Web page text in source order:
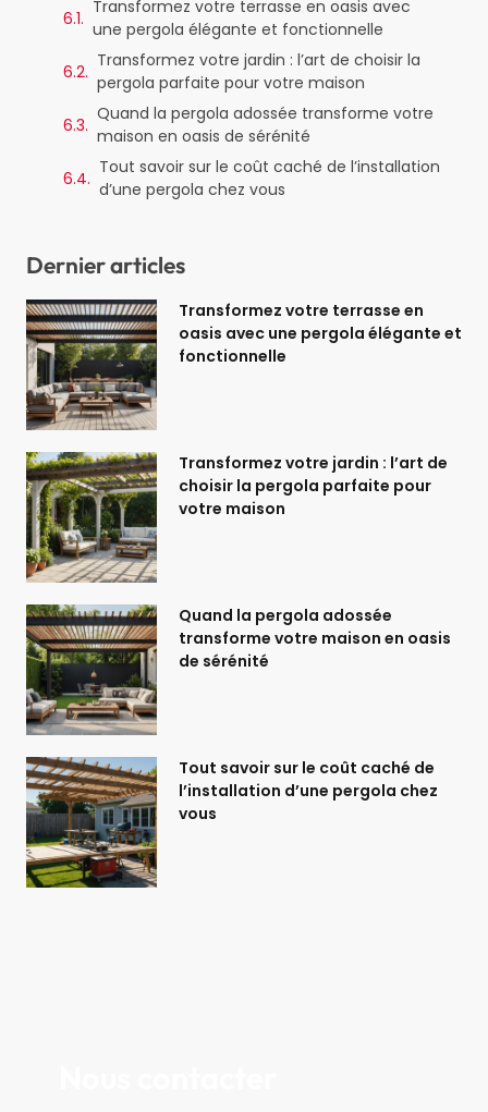
Transformez votre terrasse en oasis avec
une pergola élégante et fonctionnelle
Transformez votre jardin : l’art de choisir la
pergola parfaite pour votre maison
Quand la pergola adossée transforme votre
maison en oasis de sérénité
Tout savoir sur le coût caché de l’installation
d’une pergola chez vous
Dernier articles
Transformez votre terrasse en
oasis avec une pergola élégante et
fonctionnelle
Transformez votre jardin : l’art de
choisir la pergola parfaite pour
votre maison
Quand la pergola adossée
transforme votre maison en oasis
de sérénité
Tout savoir sur le coût caché de
l’installation d’une pergola chez
vous